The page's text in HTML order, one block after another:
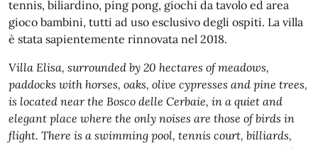
tennis, biliardino, ping pong, giochi da tavolo ed area
gioco bambini, tutti ad uso esclusivo degli ospiti. La villa
è stata sapientemente rinnovata nel 2018.
Villa Elisa, surrounded by 20 hectares of meadows,
paddocks with horses, oaks, olive cypresses and pine trees,
is located near the Bosco delle Cerbaie, in a quiet and
elegant place where the only noises are those of birds in
flight. There is a swimming pool, tennis court, billiards,